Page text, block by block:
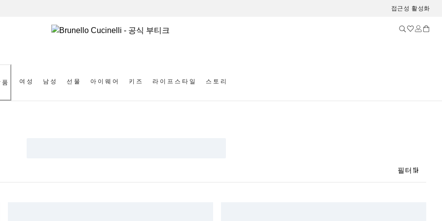
접근성 활성화
여성 남성 선물 아이웨어 키즈 라이프스타일 스토리
필터